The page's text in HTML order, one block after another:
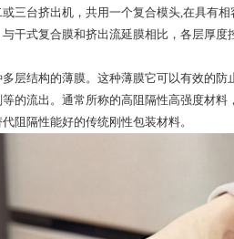
台挤出机，共用一个复合模头,在具有相
干式复合膜和挤出流延膜相比，各层厚
结构的薄膜。这种薄膜它可以有效的防
的流出。通常所称的高阻隔性高强度材料
阻隔性能好的传统刚性包装材料。